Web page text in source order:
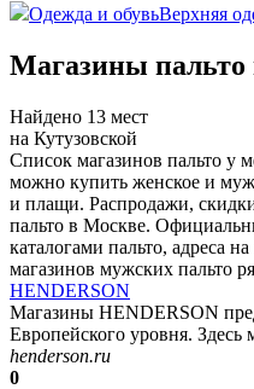
Одежда и обувьВерхняя
Магазины пальто
Найдено 13 мест
на Кутузовской
Список магазинов пальто у
можно купить женское и
и плащи. Распродажи,
пальто в Москве.
каталогами пальто, адреса
магазинов мужских пальто
HENDERSON
Магазины HENDERSON
Европейского уровня.
henderson.ru
0